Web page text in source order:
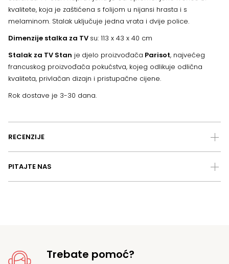
kvalitete, koja je zaštićena s folijom u nijansi hrasta i s
melaminom. Stalak uključuje jedna vrata i dvije police.
Dimenzije stalka za TV su: 113 x 43 x 40 cm
Stalak za TV Stan je djelo proizvođača Parisot, najvećeg
francuskog proizvođača pokućstva, kojeg odlikuje odlična
kvaliteta, privlačan dizajn i pristupačne cijene.
Rok dostave je 3-30 dana.
RECENZIJE
PITAJTE NAS
Trebate pomoć?